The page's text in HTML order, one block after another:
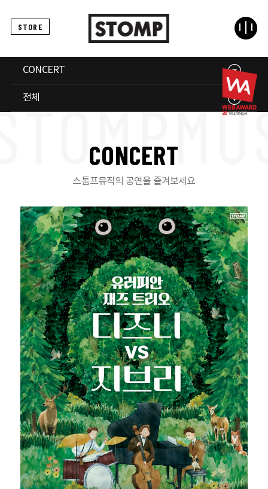
STORE
CONCERT
전체
CONCERT
스톰프뮤직의 공연을 즐겨보세요